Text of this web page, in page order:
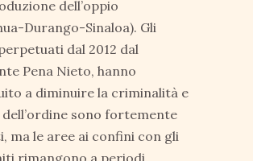
dell’oppio
Durango-Sinaloa). Gli
dal 2012 dal
Pena Nieto, hanno
a diminuire la criminalità e
sono fortemente
ma le aree ai confini con gli
rimangono a periodi